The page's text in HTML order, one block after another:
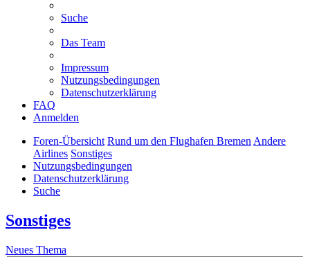
Suche
Das Team
Impressum
Nutzungsbedingungen
Datenschutzerklärung
FAQ
Anmelden
Foren-Übersicht Rund um den Flughafen BremenAndere
Airlines Sonstiges
Nutzungsbedingungen
Datenschutzerklärung
Suche
Sonstiges
Neues Thema